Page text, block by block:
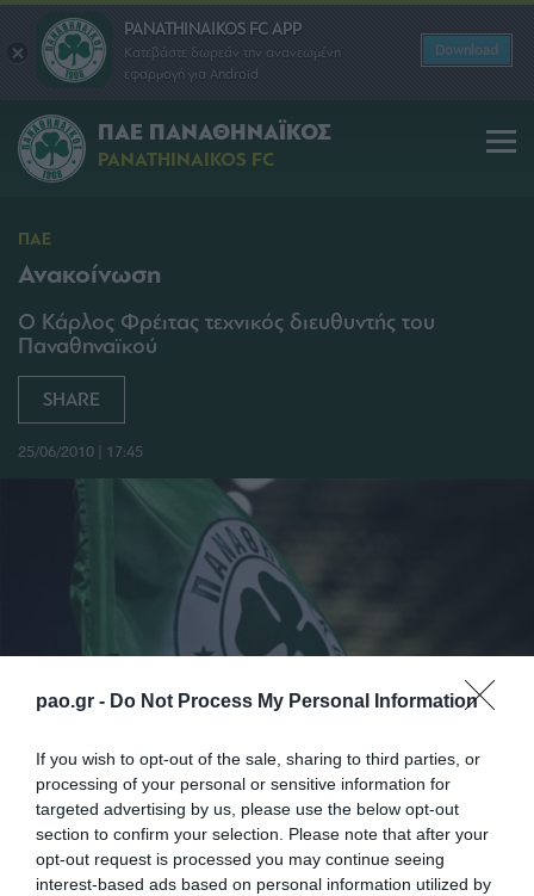
pao.gr - Do Not Process My Personal Information
If you wish to opt-out of the sale, sharing to third parties, or
processing of your personal or sensitive information for
targeted advertising by us, please use the below opt-out
section to confirm your selection. Please note that after your
opt-out request is processed you may continue seeing
interest-based ads based on personal information utilized by
PANATHINAIKOS FC APP
Κατεβάστε δωρεάν την ανανεωμένη
εφαρμογή για Android
Download
ΠΑΕ ΠΑΝΑΘΗΝΑΪΚΟΣ
PANATHINAIKOS FC
ΠΑΕ
Ανακοίνωση
Ο Κάρλος Φρέιτας τεχνικός διευθυντής του
Παναθηναϊκού
SHARE
25/06/2010 | 17:45
Η ΠΑΕ ΠΑΝΑΘΗΝΑΪΚΟΣ ανακοινώνει την
ολοκλήρωση της συμφωνίας με τον κ. Κάρλος